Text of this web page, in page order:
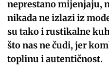
neprestano mijenjaju,
nikada ne izlazi iz
su tako i rustikalne
što nas ne čudi, jer
toplinu i autentičnost.